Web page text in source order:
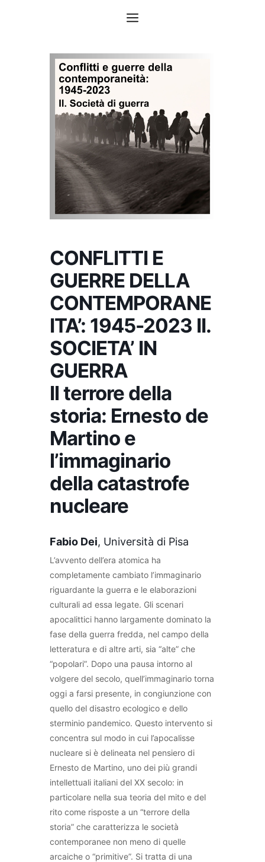
Menu
CONFLITTI E
GUERRE DELLA
CONTEMPORANE
ITA’: 1945-2023 II.
SOCIETA’ IN
GUERRA
Il terrore della
storia: Ernesto de
Martino e
l’immaginario
della catastrofe
nucleare
Fabio Dei, Università di Pisa
L’avvento dell’era atomica ha
completamente cambiato l’immaginario
riguardante la guerra e le elaborazioni
culturali ad essa legate. Gli scenari
apocalittici hanno largamente dominato la
fase della guerra fredda, nel campo della
letteratura e di altre arti, sia “alte” che
“popolari”. Dopo una pausa intorno al
volgere del secolo, quell’immaginario torna
oggi a farsi presente, in congiunzione con
quello del disastro ecologico e dello
sterminio pandemico. Questo intervento si
concentra sul modo in cui l’apocalisse
nucleare si è delineata nel pensiero di
Ernesto de Martino, uno dei più grandi
intellettuali italiani del XX secolo: in
particolare nella sua teoria del mito e del
rito come risposte a un “terrore della
storia” che caratterizza le società
contemporanee non meno di quelle
arcaiche o “primitive”. Si tratta di una